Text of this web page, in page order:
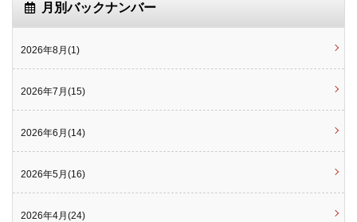
月別バックナンバー
2026年8月(1)
2026年7月(15)
2026年6月(14)
2026年5月(16)
2026年4月(24)